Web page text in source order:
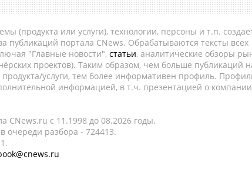
(продукта или услуги), технологии, персоны и т.п.
публикаций портала CNews. Обрабатываются тексты всех
"Главные новости", статьи, аналитические обзоры
проектов). Таким образом, чем больше публикаций
услуги, тем более информативен профиль.
информацией, в т.ч. презентацией о
CNews.ru c 11.1998 до 08.2026 годы.
очереди разбора - 724413.